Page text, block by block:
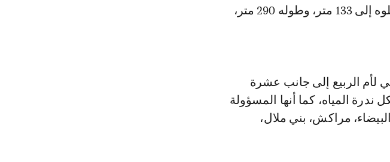
أهم الأودية التي تصب في نهر أم الربيع، يصل علوه إلى 133 متر، وطوله 290 متر،
لأم الربيع إلى جانب عشرة
المياه، كما أنها المسؤولة
مراكش، بني ملال،